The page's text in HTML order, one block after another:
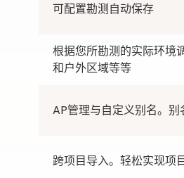
可配置勘测自动保存
根据您所勘测的实际环境
和户外区域等等
AP管理与自定义别名。别
跨项目导入。轻松实现项